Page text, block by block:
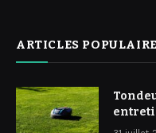
ARTICLES